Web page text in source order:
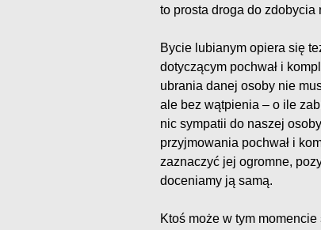
to prosta droga do
Bycie lubianym opiera się
dotyczącym pochwał i
ubrania danej osoby nie
ale bez wątpienia – o ile
nic sympatii do naszej
przyjmowania pochwał i
zaznaczyć jej ogromne,
doceniamy ją samą.
Ktoś może w tym